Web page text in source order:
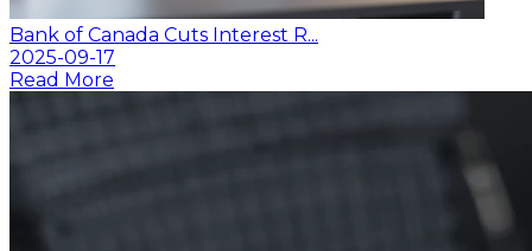
Bank of Canada Cuts Interest R...
2025-09-17
Read More